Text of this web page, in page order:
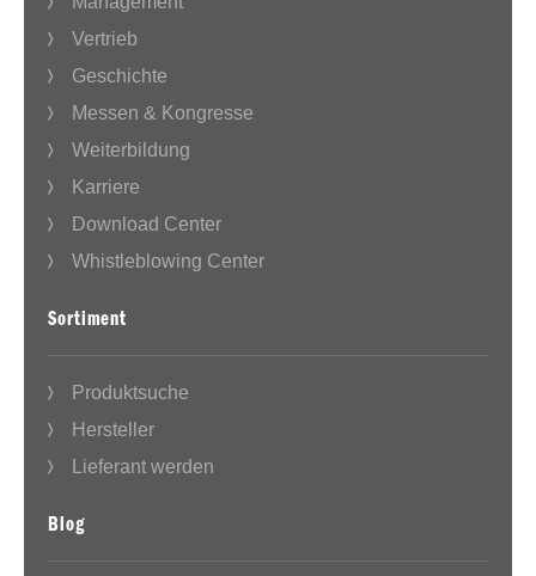
Vertrieb
Geschichte
Messen & Kongresse
Weiterbildung
Karriere
Download Center
Whistleblowing Center
Sortiment
Produktsuche
Hersteller
Lieferant werden
Blog